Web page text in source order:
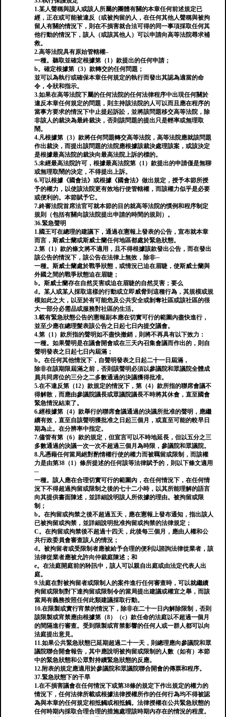
1.某人聲稱與該人或該人所屬的團體有關的本章任何前述規定已
經，正在或可能被違反（或被拘留的人，在任何其他人聲稱與被拘
留人有關的情況下，則在不損害就合法可得的同一事項採取任何其
他行動的情況下，該人（或該其他人）可以申請向高等法院尋求補
救。
2.高等法院具有原始管轄權–
一種。聽取並確定根據第（1）款提出的任何申請；
b。確定根據第（3）款轉交的任何問題；
並可以為執行或確保本章任何規定的執行而發出其認為適當的命
令，令狀和指示。
3.如果在高等法院下屬的任何法院的任何法律程序中出現任何關於
違反本章任何規定的問題，則主持該法院的人可以而且應在程序的
當事方要求的情況下中止提起訴訟，並將該問題移交高等法院，除
非該人的裁決為最終裁決，否則該問題的提出只是輕率或無理取
鬧。
4.凡根據第（3）款將任何問題轉交高等法院，高等法院應就該問題
作出裁決，而提出該問題的法院應根據該裁決處理該案，或該決定
是根據最高法院的裁決向最高法院上訴的標的。
5.未經最高法院許可，根據最高法院第（1）款提出的申請僅是無聊
或無理取鬧的決定，不得提出上訴。
6.可以根據《國會法》或根據《國會法》做出規定，授予本節所授
予的權力，以使該法院更有效地行使管轄權，而該權力似乎是必要
或便利的。本節賦予它。
7.終審法院首席法官可就本節的目的就高等法院的慣例和程序制定
規則（包括有關向該法院提出申請的時間的規則）。
36.緊急聲明
1.國王可在總理的建議下，通過在憲報上發表的公告，宣布就本章
而言，斯威士蘭或斯威士蘭任何地區都處於緊急狀態。
2.第（1）款的條文將不適用，且不得根據該款發出公告，而在發出
該公告的情況下，該公告在法律上無效，除非─
一種。斯威士蘭處於戰爭狀態，或情況已迫在眉睫，使斯威士蘭與
外國之間的戰爭狀態迫在眉睫；
b。斯威士蘭存在自然災害或迫在眉睫的自然災害；要么
d。某人或某人採取這樣的行動或立即威脅到這種行為，其規模或規
模如此之大，以至於有可能危及公共安全或剝奪社區或該社區的很
大一部分必需品或服務對社區的生活。
3.載有緊急狀態公告的憲報副本應在切實可行的範圍內盡快進行，
並至少應在總理髮表該公告之日起七日內提交議會。
4.第（1）款所指的聲明如不盡快撤銷，則將不再具有以下效力：
一種。如果聲明是在議會開會或在三天內召集會議而作出的，則自
聲明發表之日起七日內屆滿；
b。在任何其他情況下，自聲明發表之日起二十一日屆滿，
除非在該期限屆滿之前，否則該聲明必須以參議院和眾議院全體成
員共同席位的三分之二多數通過的決議獲得批准。
5.在不違反第（12）款規定的情況下，第（4）款所指的聯席會議不
得解散，而應由參議院議長或眾議院議長不時將其休會，直至國會
緊急情況結束了。
6.經根據第（4）款舉行的聯席會議通過的決議所批准的聲明，應繼
續有效，直至自該聲明獲批准之日起三個月，或直至可能的較早日
期為止。在分辨率中指定。
7.儘管有第（6）款的規定，但宣言可以不時地延長，但以五分之三
多數通過的決議一次一次不超過三個月為時限，參議院和眾議院。
8.凡憑藉任何當局絕對酌情權行使的權力而被羈留或限制，而該權
力是由第38（1）條所提述的任何該等法律賦予的，則以下條文適用
─
一種。該人應在合理切實可行的範圍內，在任何情況下，在任何情
況下不得超過拘留或限制之後的七十二小時，以其所能理解的語言
向其提供書面陳述，並詳細說明該人所依據的理由。被拘留或限
制；
b。在拘留或拘禁之後不超過五天，應在憲報上發布通知，指出該人
已被拘留或拘禁，並詳細說明批准拘留或拘禁的法律規定；
C。在拘留或拘禁後不超過十四天，此後每三個月，應由人權和公
共行政委員會審查該人的情況；
d。被拘留者或受限制者應被給予合理的便利以諮詢法律從業者，該
法律從業者應被允許向仲裁庭陳述；和
e。在法庭開庭前的聆訊中，該人可以親自出庭或由法定代表人出
庭。
9.法庭在對被拘留者或限制人的案件進行任何審查時，可以就繼續
拘留或限制對下達拘留或限制令的當局提出建議或權宜之舉，而該
當局有義務按照任何此類建議採取行動。
10.在限製或實行宵禁的情況下，除非在二十一日內解除限制，否則
該限製或宵禁應由根據第（8）（c）款任命的法庭以不超過一個月
的間隔進行審查。受到限製或宵禁影響的任何人或一群人都可以向
法庭提出意見。
11.如果公共緊急狀態已延期超過二十一天，則總理應向參議院和眾
議院聯合開會報告，其中應說明被拘留或限制的人數（如有）本節
中的緊急狀態和公眾對持續緊急狀態的反應。
12.附表的規定應適用於參議院和眾議院聯合開會的傳票和程序。
37.緊急狀態下的干旱
1.在不損害議會在任何情況下或第38條的規定下作出規定的權力的
情況下，任何法律所載或根據法律授權所作的任何行為均不得被認
為與本章的任何規定相抵觸或相抵觸。法律授權在公共緊急狀態的
任何時期內採取合理合理的措施處理該時期內存在的情況的程度。